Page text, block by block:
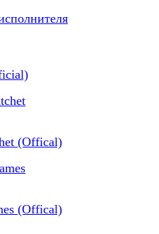
(Offical)
(Offical)